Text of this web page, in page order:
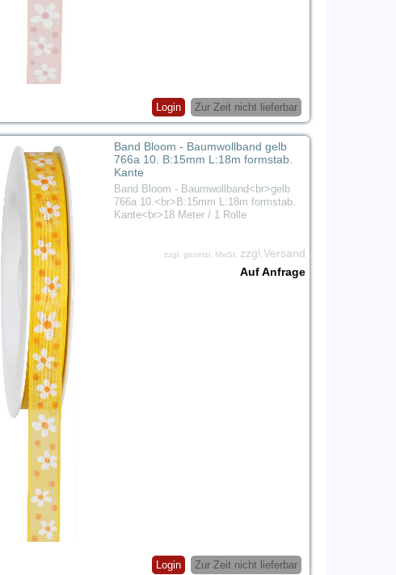
Zur Zeit nicht lieferbar
Login
Band Bloom - Baumwollband gelb
766a 10. B:15mm L:18m formstab.
Kante
Band Bloom - Baumwollband<br>gelb
766a 10.<br>B:15mm L:18m formstab.
Kante<br>18 Meter / 1 Rolle
zzgl. gesetzl. MwSt.
zzgl.Versand
Auf Anfrage
Zur Zeit nicht lieferbar
Login